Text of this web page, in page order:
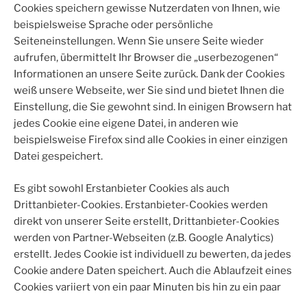
Cookies speichern gewisse Nutzerdaten von Ihnen, wie
beispielsweise Sprache oder persönliche
Seiteneinstellungen. Wenn Sie unsere Seite wieder
aufrufen, übermittelt Ihr Browser die „userbezogenen“
Informationen an unsere Seite zurück. Dank der Cookies
weiß unsere Webseite, wer Sie sind und bietet Ihnen die
Einstellung, die Sie gewohnt sind. In einigen Browsern hat
jedes Cookie eine eigene Datei, in anderen wie
beispielsweise Firefox sind alle Cookies in einer einzigen
Datei gespeichert.
Es gibt sowohl Erstanbieter Cookies als auch
Drittanbieter-Cookies. Erstanbieter-Cookies werden
direkt von unserer Seite erstellt, Drittanbieter-Cookies
werden von Partner-Webseiten (z.B. Google Analytics)
erstellt. Jedes Cookie ist individuell zu bewerten, da jedes
Cookie andere Daten speichert. Auch die Ablaufzeit eines
Cookies variiert von ein paar Minuten bis hin zu ein paar